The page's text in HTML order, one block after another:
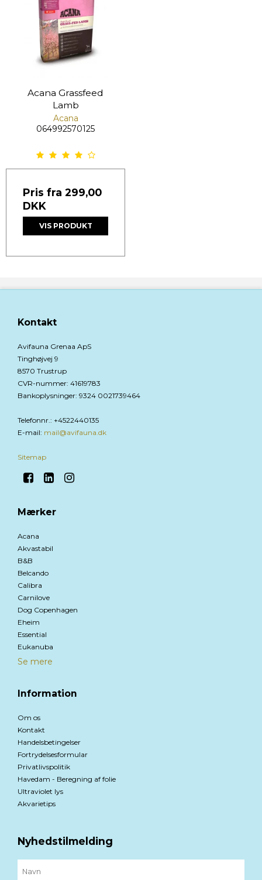
Acana Grassfeed
Lamb
Acana
064992570125
Pris fra 299,00
DKK
VIS PRODUKT
Kontakt
Avifauna Grenaa ApS
Tinghøjvej 9
8570 Trustrup
CVR-nummer: 41619783
Bankoplysninger: 9324 0021739464
Telefonnr.: +4522440135
E-mail: mail@avifauna.dk
Sitemap
Mærker
Acana
Akvastabil
B&B
Belcando
Calibra
Carnilove
Dog Copenhagen
Eheim
Essential
Eukanuba
Se mere
Information
Om os
Kontakt
Handelsbetingelser
Fortrydelsesformular
Privatlivspolitik
Havedam - Beregning af folie
Ultraviolet lys
Akvarietips
Nyhedstilmelding